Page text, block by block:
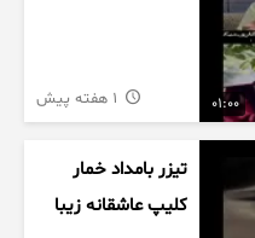
01:00
تیزر بامداد خمار
کلیپ عاشقانه زیبا